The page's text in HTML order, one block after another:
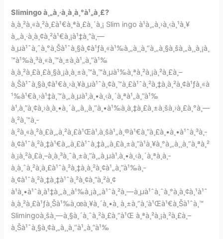
Slimingo à¸„à¸·à¸­à¸­à¸°à¹„à¸£?
à¸­à¸²à¸«à¸²à¸£à¹€à¸ªà¸£à¸´à¸¡ Slim ingo à¹à¸„à¸›à¸‹à¸¹à¸¥
à¸„à¸·à¸­à¸¢à¸²à¹€à¸¡à¹‡à¸”à¸—
à¸µà¹ˆà¸ˆà¸°à¸Šà¹ˆà¸§à¸¢à¹ƒà¸«à¹‰à¸„à¸¸à¸“à¸„à¸§à¸šà¸„à¸¸à¸¡à¸
™à¹‰à¸³à¸«à¸™à¸±à¸à¹„à¸”à¹‰
à¸à¸²à¸£à¸£à¸§à¸¡à¸à¸±à¸™à¸™à¸µà¹‰à¸ªà¸²à¸¡à¸²à¸£à¸–
à¸Šà¹ˆà¸§à¸¢à¹€à¸›à¸¥à¸µà¹ˆà¸¢à¸™à¸£à¹ˆà¸²à¸‡à¸à¸²à¸¢à¹ƒà¸«à
¹‰à¹€à¸›à¹‡à¸™à¸„à¸µà¹‚à¸•à¸‹à¸´à¸ªà¹„à¸”à¹‰
à¹‚à¸”à¸¢à¸›à¸à¸•à¸´à¸„à¸¸à¸“à¸•à¹‰à¸­à¸‡à¸£à¸±à¸šà¸›à¸£à¸°à¸—
à¸²à¸™à¸­
à¸²à¸«à¸²à¸£à¸„à¸²à¸£à¹Œà¹‚à¸šà¹„à¸®à¹€à¸”à¸£à¸•à¸•à¹ˆà¸³à¸­
à¸¢à¹ˆà¸²à¸‡à¹€à¸„à¸£à¹ˆà¸‡à¸„à¸£à¸±à¸”à¹à¸¥à¸°à¸„à¸¸à¸“à¸ªà¸²
à¸¡à¸²à¸£à¸–à¸à¸³à¸ˆà¸±à¸”à¸„à¸µà¹‚à¸•à¸‹à¸´à¸ªà¸­à¸­
à¸à¸ˆà¸²à¸à¸£à¹ˆà¸²à¸‡à¸à¸²à¸¢à¹„à¸”à¹‰à¸­
à¸¢à¹ˆà¸²à¸‡à¸‡à¹ˆà¸²à¸¢à¸”à¸²à¸¢
à¹à¸•à¹ˆà¸à¹‡à¸„à¸¸à¹‰à¸¡à¸„à¹ˆà¸²à¸—à¸µà¹ˆà¸ˆà¸°à¸­à¸¢à¸¹à¹ˆ
à¸à¸²à¸£à¹ƒà¸Šà¹‰à¸œà¸¥à¸´à¸•à¸ à¸±à¸“à¸‘à¹Œà¹€à¸Šà¹ˆà¸™
Slimingoà¸šà¸—à¸§à¸´à¸ˆà¸²à¸£à¸“à¹Œ à¸ªà¸²à¸¡à¸²à¸£à¸–
à¸Šà¹ˆà¸§à¸¢à¸„à¸¸à¸“à¹„à¸”à¹‰